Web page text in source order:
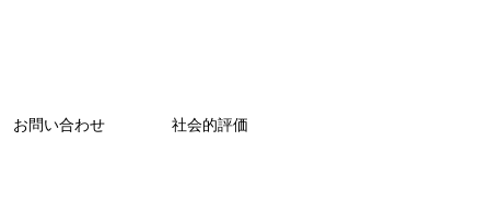
お問い合わせ 社会的評価